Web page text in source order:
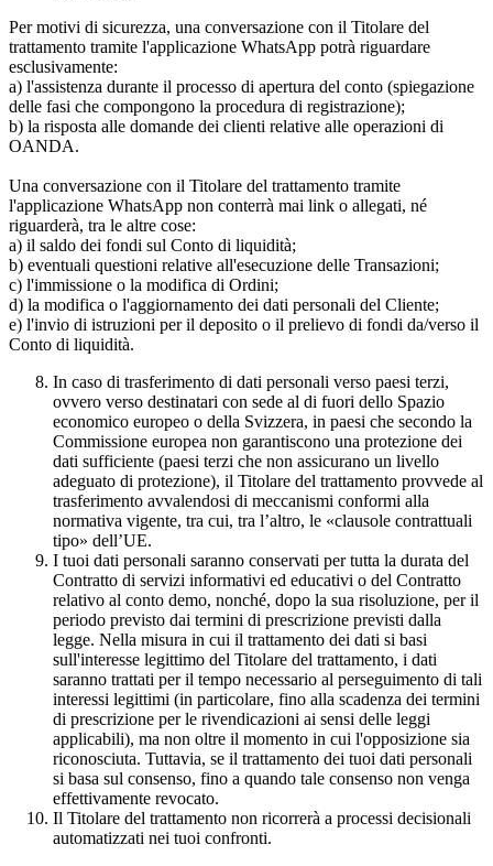
Per motivi di sicurezza, una conversazione con il Titolare del
trattamento tramite l'applicazione WhatsApp potrà riguardare
esclusivamente:
a) l'assistenza durante il processo di apertura del conto (spiegazione
delle fasi che compongono la procedura di registrazione);
b) la risposta alle domande dei clienti relative alle operazioni di
OANDA.
Una conversazione con il Titolare del trattamento tramite
l'applicazione WhatsApp non conterrà mai link o allegati, né
riguarderà, tra le altre cose:
a) il saldo dei fondi sul Conto di liquidità;
b) eventuali questioni relative all'esecuzione delle Transazioni;
c) l'immissione o la modifica di Ordini;
d) la modifica o l'aggiornamento dei dati personali del Cliente;
e) l'invio di istruzioni per il deposito o il prelievo di fondi da/verso il
Conto di liquidità.
In caso di trasferimento di dati personali verso paesi terzi,
ovvero verso destinatari con sede al di fuori dello Spazio
economico europeo o della Svizzera, in paesi che secondo la
Commissione europea non garantiscono una protezione dei
dati sufficiente (paesi terzi che non assicurano un livello
adeguato di protezione), il Titolare del trattamento provvede al
trasferimento avvalendosi di meccanismi conformi alla
normativa vigente, tra cui, tra l’altro, le «clausole contrattuali
tipo» dell’UE.
I tuoi dati personali saranno conservati per tutta la durata del
Contratto di servizi informativi ed educativi o del Contratto
relativo al conto demo, nonché, dopo la sua risoluzione, per il
periodo previsto dai termini di prescrizione previsti dalla
legge. Nella misura in cui il trattamento dei dati si basi
sull'interesse legittimo del Titolare del trattamento, i dati
saranno trattati per il tempo necessario al perseguimento di tali
interessi legittimi (in particolare, fino alla scadenza dei termini
di prescrizione per le rivendicazioni ai sensi delle leggi
applicabili), ma non oltre il momento in cui l'opposizione sia
riconosciuta. Tuttavia, se il trattamento dei tuoi dati personali
si basa sul consenso, fino a quando tale consenso non venga
effettivamente revocato.
Il Titolare del trattamento non ricorrerà a processi decisionali
automatizzati nei tuoi confronti.